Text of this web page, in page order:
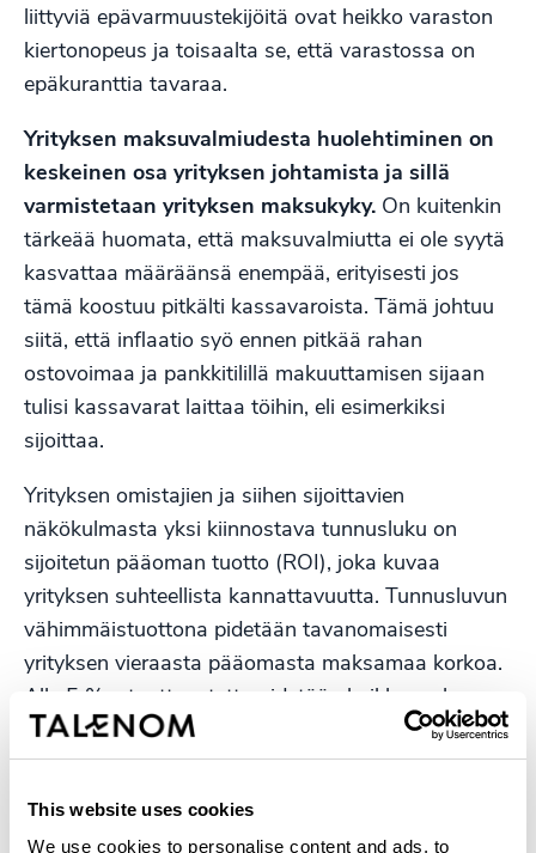
This website uses cookies
We use cookies to personalise content and ads, to
liittyviä epävarmuustekijöitä ovat heikko varaston
kiertonopeus ja toisaalta se, että varastossa on
epäkuranttia tavaraa.
Yrityksen maksuvalmiudesta huolehtiminen on
keskeinen osa yrityksen johtamista ja sillä
varmistetaan yrityksen maksukyky. On kuitenkin
tärkeää huomata, että maksuvalmiutta ei ole syytä
kasvattaa määräänsä enempää, erityisesti jos
tämä koostuu pitkälti kassavaroista. Tämä johtuu
siitä, että inflaatio syö ennen pitkää rahan
ostovoimaa ja pankkitilillä makuuttamisen sijaan
tulisi kassavarat laittaa töihin, eli esimerkiksi
sijoittaa.
Yrityksen omistajien ja siihen sijoittavien
näkökulmasta yksi kiinnostava tunnusluku on
sijoitetun pääoman tuotto (ROI), joka kuvaa
yrityksen suhteellista kannattavuutta. Tunnusluvun
vähimmäistuottona pidetään tavanomaisesti
yrityksen vieraasta pääomasta maksamaa korkoa.
Alle 5 %:n tuottoastetta pidetään heikkona, kun
taas yli 15 %:n tuottoastetta voidaan pitää
hyvänä. Omavaraisuusasteesta ja
maksuvalmiudesta poiketen, sijoitetun pääoman